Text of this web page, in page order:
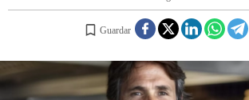
Guardar